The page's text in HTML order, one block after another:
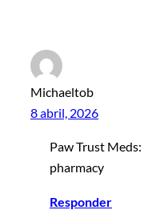
Michaeltob
8 abril, 2026
Paw Trust Meds:
pharmacy
Responder